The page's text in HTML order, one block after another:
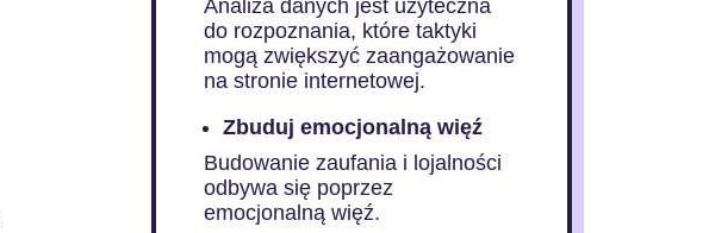
Analiza danych jest użyteczna
do rozpoznania, które taktyki
mogą zwiększyć zaangażowanie
na stronie internetowej.
Zbuduj emocjonalną więź
Budowanie zaufania i lojalności
odbywa się poprzez
emocjonalną więź.